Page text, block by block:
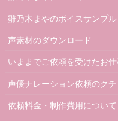
雛乃木まやのボイスサンプル
声素材のダウンロード
いままでご依頼を受けたお
声優ナレーション依頼のク
依頼料金・制作費用について